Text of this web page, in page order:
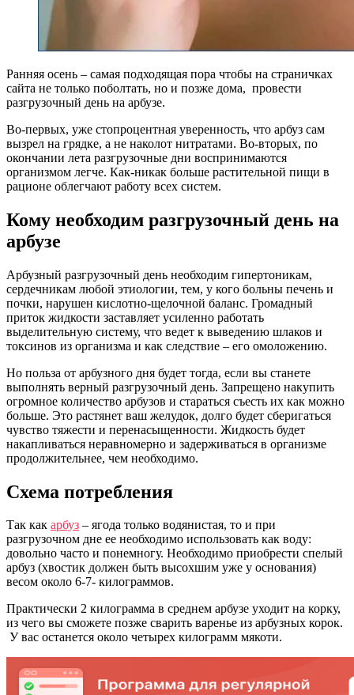
Ранняя осень – самая подходящая пора чтобы на страничках
сайта не только поболтать, но и позже дома, провести
разгрузочный день на арбузе.
Во-первых, уже стопроцентная уверенность, что арбуз сам
вызрел на грядке, а не наколот нитратами. Во-вторых, по
окончании лета разгрузочные дни воспринимаются
организмом легче. Как-никак больше растительной пищи в
рационе облегчают работу всех систем.
Кому необходим разгрузочный день на
арбузе
Арбузный разгрузочный день необходим гипертоникам,
сердечникам любой этиологии, тем, у кого больны печень и
почки, нарушен кислотно-щелочной баланс. Громадный
приток жидкости заставляет усиленно работать
выделительную систему, что ведет к выведению шлаков и
токсинов из организма и как следствие – его омоложению.
Но польза от арбузного дня будет тогда, если вы станете
выполнять верный разгрузочный день. Запрещено накупить
огромное количество арбузов и стараться съесть их как можно
больше. Это растянет ваш желудок, долго будет сберигаться
чувство тяжести и перенасыщенности. Жидкость будет
накапливаться неравномерно и задерживаться в организме
продолжительнее, чем необходимо.
Схема потребления
Так как арбуз – ягода только водянистая, то и при
разгрузочном дне ее необходимо использовать как воду:
довольно часто и понемногу. Необходимо приобрести спелый
арбуз (хвостик должен быть высохшим уже у основания)
весом около 6-7- килограммов.
Практически 2 килограмма в среднем арбузе уходит на корку,
из чего вы сможете позже сварить варенье из арбузных корок.
У вас останется около четырех килограмм мякоти.